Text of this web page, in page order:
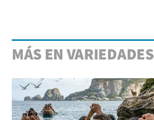
MÁS EN VARIEDADES